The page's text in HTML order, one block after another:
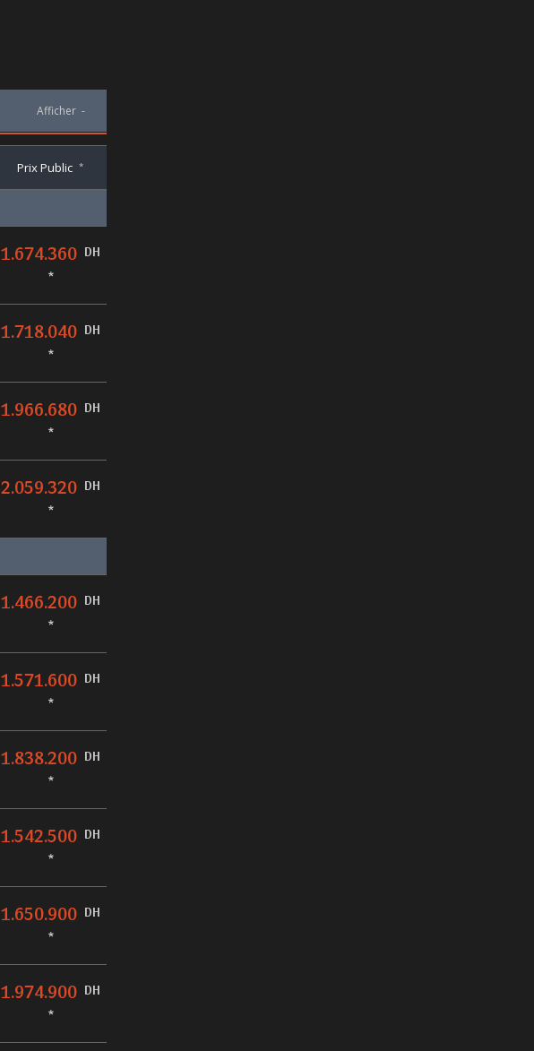
Afficher -
Prix Public *
1.674.360 DH
*
1.718.040 DH
*
1.966.680 DH
*
2.059.320 DH
*
1.466.200 DH
*
1.571.600 DH
*
1.838.200 DH
*
1.542.500 DH
*
1.650.900 DH
*
1.974.900 DH
*